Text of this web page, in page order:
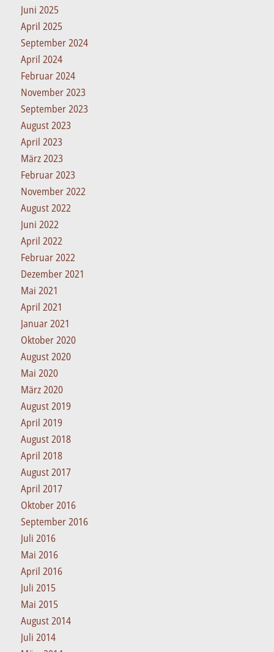
Juni 2025
April 2025
September 2024
April 2024
Februar 2024
November 2023
September 2023
August 2023
April 2023
März 2023
Februar 2023
November 2022
August 2022
Juni 2022
April 2022
Februar 2022
Dezember 2021
Mai 2021
April 2021
Januar 2021
Oktober 2020
August 2020
Mai 2020
März 2020
August 2019
April 2019
August 2018
April 2018
August 2017
April 2017
Oktober 2016
September 2016
Juli 2016
Mai 2016
April 2016
Juli 2015
Mai 2015
August 2014
Juli 2014